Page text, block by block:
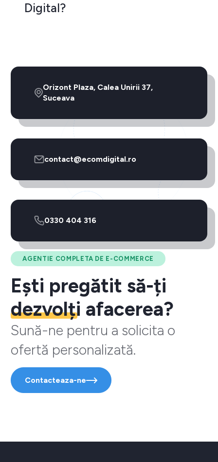
Digital?
AGENTIE COMPLETA DE E-COMMERCE
Ești pregătit să-ți
dezvolți afacerea?
Sună-ne pentru a solicita o
ofertă personalizată.
Contacteaza-ne
Orizont Plaza, Calea Unirii 37,
Suceava
contact@ecomdigital.ro
0330 404 316